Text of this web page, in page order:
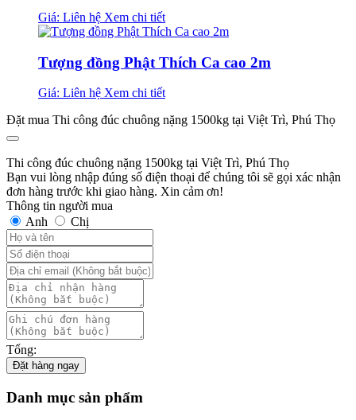
Giá: Liên hệ Xem chi tiết
Tượng đồng Phật Thích Ca cao 2m
Giá: Liên hệ Xem chi tiết
Đặt mua Thi công đúc chuông nặng 1500kg tại Việt Trì, Phú Thọ
Thi công đúc chuông nặng 1500kg tại Việt Trì, Phú Thọ
Bạn vui lòng nhập đúng số điện thoại để chúng tôi sẽ gọi xác nhận
đơn hàng trước khi giao hàng. Xin cảm ơn!
Thông tin người mua
Anh
Chị
Tổng:
Đặt hàng ngay
Danh mục sản phẩm